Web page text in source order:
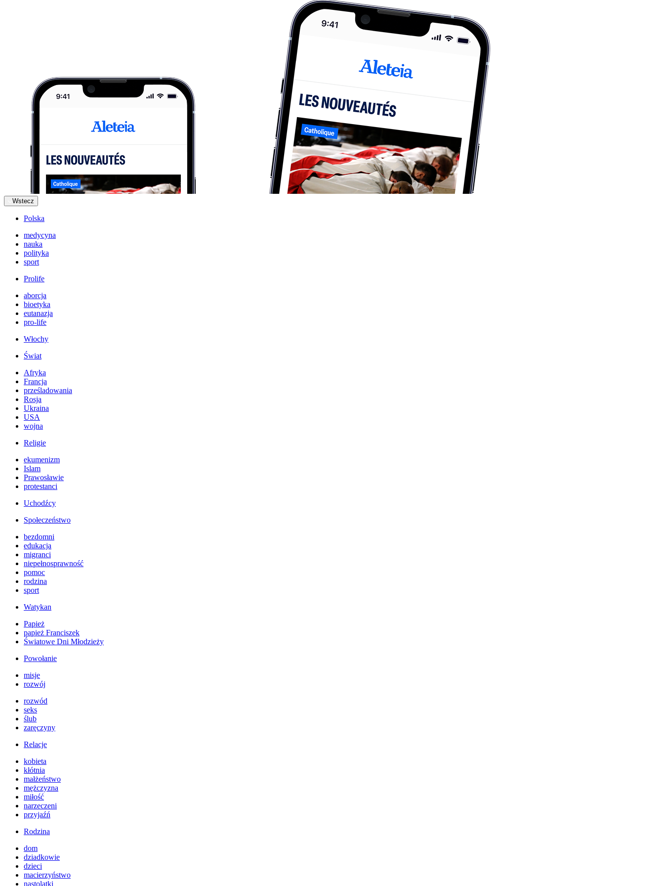
Wstecz
Polska
medycyna
nauka
polityka
sport
Prolife
aborcja
bioetyka
eutanazja
pro-life
Włochy
Świat
Afryka
Francja
prześladowania
Rosja
Ukraina
USA
wojna
Religie
ekumenizm
Islam
Prawosławie
protestanci
Uchodźcy
Społeczeństwo
bezdomni
edukacja
migranci
niepełnosprawność
pomoc
rodzina
sport
Watykan
Papież
papież Franciszek
Światowe Dni Młodzieży
Powołanie
misje
rozwój
rozwód
seks
ślub
zaręczyny
Relacje
kobieta
kłótnia
małżeństwo
mężczyzna
miłość
narzeczeni
przyjaźń
Rodzina
dom
dziadkowie
dzieci
macierzyństwo
nastolatki